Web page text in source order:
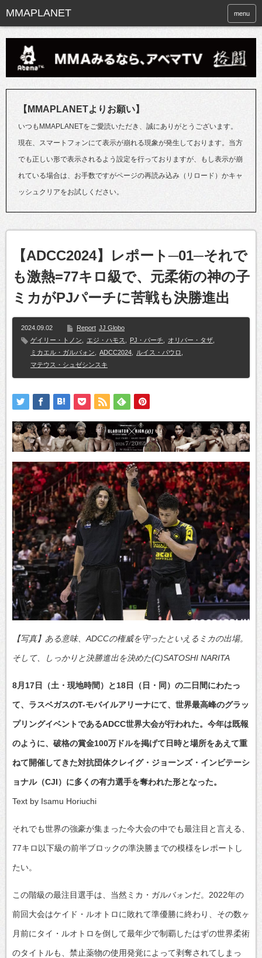
menu
【MMAPLANETよりお願い】
いつもMMAPLANETをご愛読いただき、誠にありがとうございます。
現在、スマートフォンにて表示が崩れる現象が発生しております。当方
でも正しい形で表示されるよう設定を行っておりますが、もし表示が崩
れている場合は、お手数ですがページの再読み込み（リロード）かキャ
ッシュクリアをお試しください。
【ADCC2024】レポート─01─それで
も激熱=77キロ級で、元柔術の神の子
ミカがPJパーチに苦戦も決勝進出
2024.09.02 Report JJ Globo
ゲイリー・トノン
エジ・ハモス PJ・パーチ オリバー・タザ
ミカエル・ガルバォン
ADCC2024 ルイス・パウロ
マテウス・シュゼシンスキ
【写真】ある意味、ADCCの権威を守ったといえるミカの出場。
そして、しっかりと決勝進出を決めた(C)SATOSHI NARITA
8月17日（土・現地時間）と18日（日・同）の二日間にわたっ
て、ラスベガスのT-モバイルアリーナにて、世界最高峰のグラッ
プリングイベントであるADCC世界大会が行われた。今年は既報
のように、破格の賞金100万ドルを掲げて日時と場所をあえて重
ねて開催してきた対抗団体クレイグ・ジョーンズ・インビテーシ
ョナル（CJI）に多くの有力選手を奪われた形となった。
Text by Isamu Horiuchi
それでも世界の強豪が集まった今大会の中でも最注目と言える、
77キロ以下級の前半ブロックの準決勝までの模様をレポートし
たい。
この階級の最注目選手は、当然ミカ・ガルバォンだ。2022年の
前回大会はケイド・ルオトロに敗れて準優勝に終わり、その数ヶ
月前にタイ・ルオトロを倒して最年少で制覇したはずの世界柔術
のタイトルも、禁止薬物の使用発覚によって剥奪されてしまっ